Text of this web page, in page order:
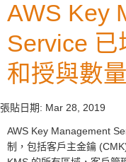
AWS Key
Service 已
和授與數
張貼日期: Mar 28, 2019
AWS Key Management
制，包括客戶主金鑰